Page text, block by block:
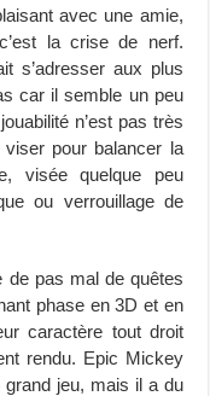
avec une amie,
la crise de nerf.
s’adresser aux plus
car il semble un peu
n’est pas très
pour balancer la
visée quelque peu
ou verrouillage de
de pas mal de quêtes
phase en 3D et en
caractère tout droit
rendu. Epic Mickey
jeu, mais il a du